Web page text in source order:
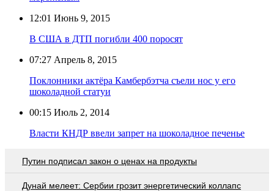
12:01 Июнь 9, 2015
В США в ДТП погибли 400 поросят
07:27 Апрель 8, 2015
Поклонники актёра Камбербэтча съели нос у его
шоколадной статуи
00:15 Июль 2, 2014
Власти КНДР ввели запрет на шоколадное печенье
Путин подписал закон о ценах на продукты
Дунай мелеет: Сербии грозит энергетический коллапс